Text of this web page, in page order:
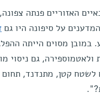
האזוריים פנתה
על סיפונה היו גם
מסוים הייתה
ולאטמוספירה, גם
קטן, מתנדנד, תחום